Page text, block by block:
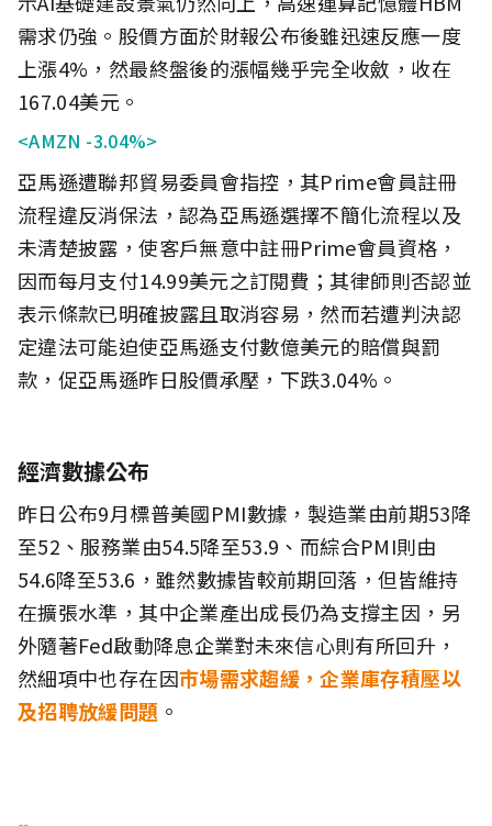
需求仍強。股價方面於財報公布後雖迅速反應一度
上漲4%，然最終盤後的漲幅幾乎完全收斂，收在
167.04美元。
<AMZN -3.04%>
亞馬遜遭聯邦貿易委員會指控，其Prime會員註冊
流程違反消保法，認為亞馬遜選擇不簡化流程以及
未清楚披露，使客戶無意中註冊Prime會員資格，
因而每月支付14.99美元之訂閱費；其律師則否認並
表示條款已明確披露且取消容易，然而若遭判決認
定違法可能迫使亞馬遜支付數億美元的賠償與罰
款，促亞馬遜昨日股價承壓，下跌3.04%。
經濟數據公布
昨日公布9月標普美國PMI數據，製造業由前期53降
至52、服務業由54.5降至53.9、而綜合PMI則由
54.6降至53.6，雖然數據皆較前期回落，但皆維持
在擴張水準，其中企業產出成長仍為支撐主因，另
外隨著Fed啟動降息企業對未來信心則有所回升，
然細項中也存在因市場需求趨緩，企業庫存積壓以
及招聘放緩問題 。